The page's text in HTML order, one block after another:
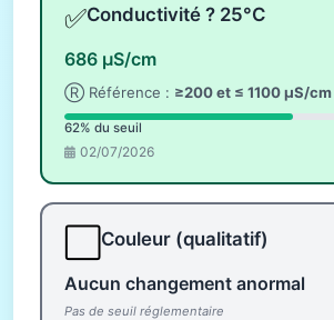
✅Conductivité ? 25°C
686 µS/cm
Ⓡ Référence : ≥200 et ≤ 1100 µS/cm
62% du seuil
02/07/2026
Couleur (qualitatif)
Aucun changement anormal
Pas de seuil réglementaire